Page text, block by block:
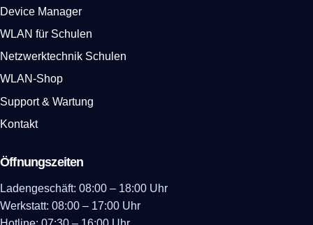
Device Manager
WLAN für Schulen
Netzwerktechnik Schulen
WLAN-Shop
Support & Wartung
Kontakt
Öffnungszeiten
Ladengeschäft: 08:00 – 18:00 Uhr
Werkstatt: 08:00 – 17:00 Uhr